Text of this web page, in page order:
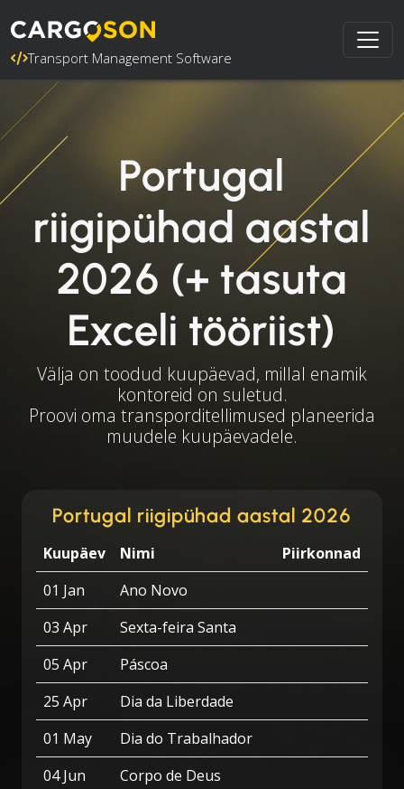
Transport Management Software
Portugal
riigipühad aastal
2026 (+ tasuta
Exceli tööriist)
Välja on toodud kuupäevad, millal enamik
kontoreid on suletud.
Proovi oma transporditellimused planeerida
muudele kuupäevadele.
Portugal riigipühad aastal 2026
Kuupäev Nimi
Piirkonnad
01 Jan
Ano Novo
03 Apr
Sexta-feira Santa
05 Apr
Páscoa
25 Apr
Dia da Liberdade
01 May
Dia do Trabalhador
04 Jun
Corpo de Deus